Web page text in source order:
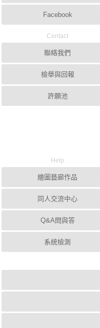
Facebook
Contact
聯絡我們
檢舉與回報
許願池
Help
繪圖藝廊作品
同人交流中心
Q&A問與答
系統檢測